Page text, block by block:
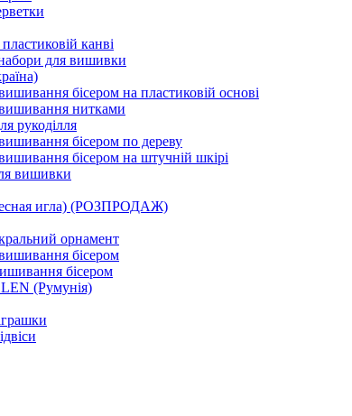
канві
для вишивки
бісером на пластиковій основі
нитками
рукоділля
бісером по дереву
бісером на штучній шкірі
вишивки
игла) (РОЗПРОДАЖ)
орнамент
бісером
бісером
(Румунія)